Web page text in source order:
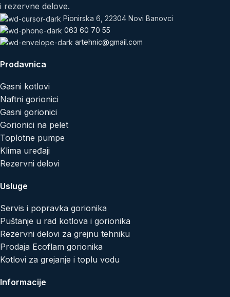
i rezervne delove.
Pionirska 6, 22304 Novi Banovci
063 60 70 55
artehnic@gmail.com
Prodavnica
Gasni kotlovi
Naftni gorionici
Gasni gorionici
Gorionici na pelet
Toplotne pumpe
Klima uređaji
Rezervni delovi
Usluge
Servis i popravka gorionika
Puštanje u rad kotlova i gorionika
Rezervni delovi za grejnu tehniku
Prodaja Ecoflam gorionika
Kotlovi za grejanje i toplu vodu
Informacije